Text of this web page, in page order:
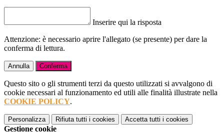
Inserire qui la risposta
Attenzione: è necessario aprire l'allegato (se presente) per dare la
conferma di lettura.
Annulla Conferma
Questo sito o gli strumenti terzi da questo utilizzati si avvalgono di
cookie necessari al funzionamento ed utili alle finalità illustrate nella
COOKIE POLICY.
Personalizza Rifiuta tutti i cookies Accetta tutti i cookies
Gestione cookie